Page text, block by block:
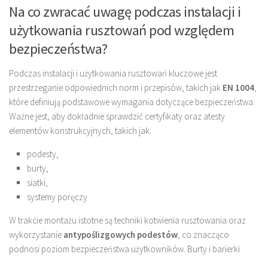
Na co zwracać uwagę podczas instalacji i
użytkowania rusztowań pod względem
bezpieczeństwa?
Podczas instalacji i użytkowania rusztowań kluczowe jest
przestrzeganie odpowiednich norm i przepisów, takich jak EN 1004,
które definiują podstawowe wymagania dotyczące bezpieczeństwa.
Ważne jest, aby dokładnie sprawdzić certyfikaty oraz atesty
elementów konstrukcyjnych, takich jak:
podesty,
burty,
siatki,
systemy poręczy.
W trakcie montażu istotne są techniki kotwienia rusztowania oraz
wykorzystanie antypoślizgowych podestów, co znacząco
podnosi poziom bezpieczeństwa użytkowników. Burty i barierki